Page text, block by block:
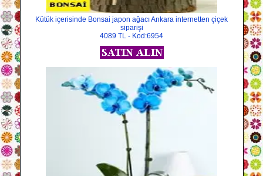
Kütük içerisinde Bonsai japon ağacı Ankara internetten çiçek
siparişi
4089 TL - Kod:6954